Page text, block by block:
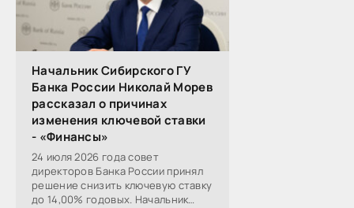
Начальник Сибирского ГУ
Банка России Николай Морев
рассказал о причинах
изменения ключевой ставки
- «Финансы»
24 июля 2026 года совет
директоров Банка России принял
решение снизить ключевую ставку
до 14,00% годовых. Начальник